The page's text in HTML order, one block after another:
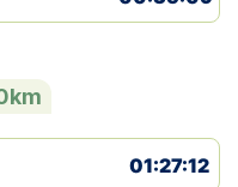
01:27:12